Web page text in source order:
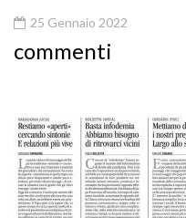
25 Gennaio 2022
commenti